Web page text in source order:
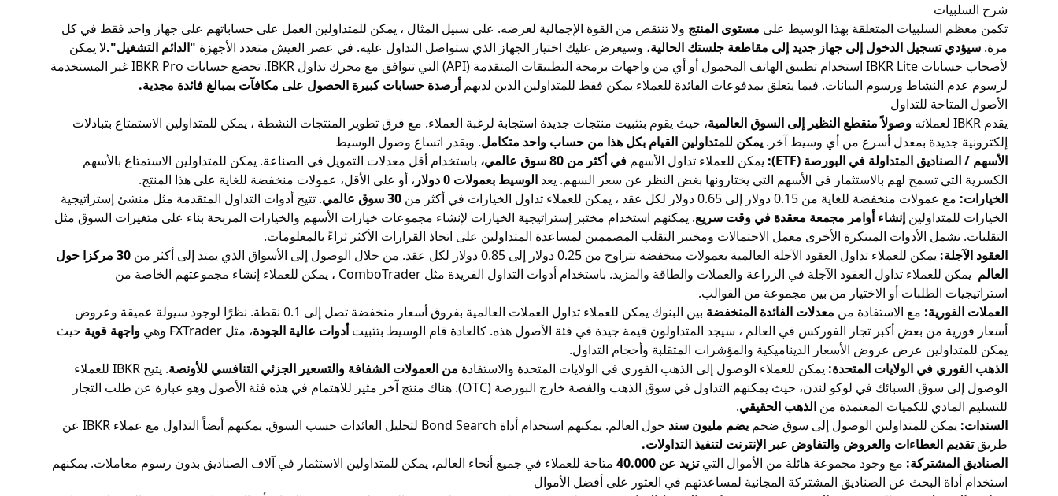
شرح السلبيات
تكمن معظم السلبيات المتعلقة بهذا الوسيط على مستوى المنتج ولا تنتقص من القوة الإجمالية لعرضه. على سبيل المثال ، يمكن للمتداولين العمل على حساباتهم على جهاز واحد فقط في كل
مرة. سيؤدي تسجيل الدخول إلى جهاز جديد إلى مقاطعة جلستك الحالية، وسيعرض عليك اختيار الجهاز الذي ستواصل التداول عليه. في عصر العيش متعدد الأجهزة "الدائم التشغيل".لا يمكن
لأصحاب حسابات IBKR Lite استخدام تطبيق الهاتف المحمول أو أي من واجهات برمجة التطبيقات المتقدمة (API) التي تتوافق مع محرك تداول IBKR. تخضع حسابات IBKR Pro غير المستخدمة
لرسوم عدم النشاط ورسوم البيانات. فيما يتعلق بمدفوعات الفائدة للعملاء يمكن فقط للمتداولين الذين لديهمأرصدة حسابات كبيرة الحصول على مكافآت بمبالغ فائدة مجدية.
الأصول المتاحة للتداول
يقدم IBKR لعملائه
وصولاً منقطع النظير إلى السوق العالمية، حيث يقوم بتثبيت منتجات جديدة استجابة لرغبة العملاء. مع فرق تطوير المنتجات النشطة ، يمكن للمتداولين الاستمتاع بتبادلات
إلكترونية جديدة بمعدل أسرع من أي وسيط آخر. يمكن للمتداولين القيام بكل هذا من حساب واحد متكامل. وبقدر اتساع وصول الوسيط
الأسهم / الصناديق المتداولة في البورصة (ETF):
يمكن للعملاء تداول الأسهم في أكثر من 80 سوق عالمي،
باستخدام أقل معدلات التمويل في الصناعة. يمكن للمتداولين الاستمتاع بالأسهم
الكسرية التي تسمح لهم بالاستثمار في الأسهم التي يختارونها بغض النظر عن سعر السهم. يعد الوسيط بعمولات 0 دولار
، أو على الأقل، عمولات منخفضة للغاية على هذا المنتج.
الخيارات: مع عمولات منخفضة للغاية من 0.15 دولار إلى 0.65 دولار لكل عقد ، يمكن للعملاء تداول الخيارات في أكثر من 30 سوق عالمي
. تتيح أدوات التداول المتقدمة مثل منشئ إستراتيجية
الخيارات للمتداولين إنشاء أوامر مجمعة معقدة في وقت سريع. يمكنهم استخدام مختبر إستراتيجية الخيارات لإنشاء مجموعات خيارات الأسهم والخيارات المربحة بناء على متغيرات السوق مثل
التقلبات. تشمل الأدوات المبتكرة الأخرى معمل الاحتمالات ومختبر التقلب المصممين لمساعدة المتداولين على اتخاذ القرارات الأكثر ثراءً بالمعلومات.
العقود الآجلة: يمكن للعملاء تداول العقود الآجلة العالمية بعمولات منخفضة تتراوح من 0.25 دولار إلى 0.85 دولار لكل عقد. من خلال الوصول إلى الأسواق الذي يمتد إلى أكثر من
30 مركزا حول
العالم
يمكن للعملاء تداول العقود الآجلة في الزراعة والعملات والطاقة والمزيد. باستخدام أدوات التداول الفريدة مثل ComboTrader ، يمكن للعملاء إنشاء مجموعتهم الخاصة من
استراتيجيات الطلبات أو الاختيار من بين مجموعة من القوالب.
العملات الفورية: مع الاستفادة من معدلات الفائدة المنخفضة
بين البنوك يمكن للعملاء تداول العملات العالمية بفروق أسعار منخفضة تصل إلى 0.1 نقطة. نظرًا لوجود سيولة عميقة وعروض
أسعار فورية من بعض أكبر تجار الفوركس في العالم ، سيجد المتداولون قيمة جيدة في فئة الأصول هذه. كالعادة قام الوسيط بتثبيتأدوات عالية الجودة، مثل FXTrader وهي واجهة قوية حيث
يمكن للمتداولين عرض عروض الأسعار الديناميكية والمؤشرات المتقلبة وأحجام التداول.
الذهب الفوري في الولايات المتحدة: يمكن للعملاء الوصول إلى الذهب الفوري في الولايات المتحدة والاستفادة من العمولات الشفافة والتسعير الجزئي التنافسي للأونصة
. يتيح IBKR للعملاء
الوصول إلى سوق السبائك في لوكو لندن، حيث يمكنهم التداول في سوق الذهب
والفضة خارج البورصة (OTC). هناك منتج آخر مثير للاهتمام في هذه فئة الأصول وهو عبارة عن طلب التجار
للتسليم المادي للكميات المعتمدة من الذهب الحقيقي.
السندات: يمكن للمتداولين الوصول إلى سوق ضخم يضم مليون سند
حول العالم. يمكنهم استخدام أداة Bond Search لتحليل العائدات حسب السوق. يمكنهم أيضاً التداول مع عملاء IBKR عن
طريقتقديم العطاءات والعروض والتفاوض عبر الإنترنت لتنفيذ التداولات.
الصناديق المشتركة: مع وجود مجموعة هائلة من الأموال التيتزيد عن 40.000
متاحة للعملاء في جميع أنحاء العالم، يمكن للمتداولين الاستثمار في آلاف الصناديق بدون رسوم معاملات. يمكنهم
استخدام أداة البحث عن الصناديق المشتركة المجانية لمساعدتهم في العثور على أفضل الأموال